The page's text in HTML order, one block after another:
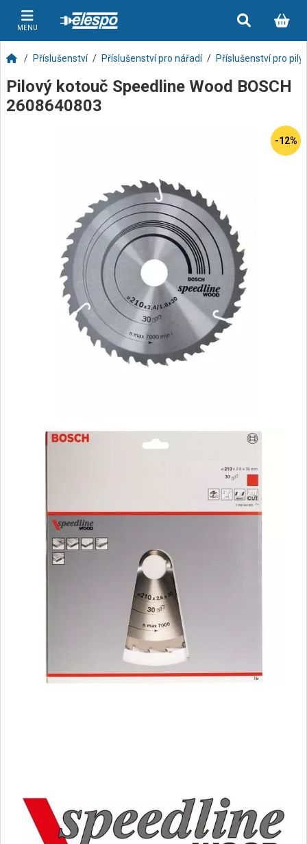
MENU
Příslušenství Příslušenství pro nářadí Příslušenství pro pily
Pilový kotouč Speedline Wood BOSCH
2608640803
-12%